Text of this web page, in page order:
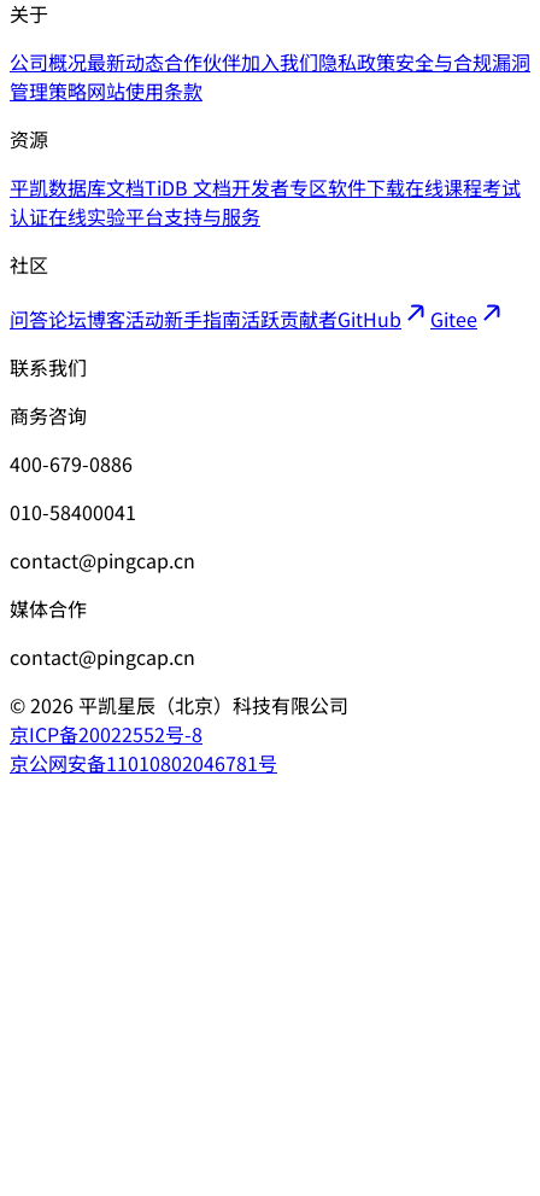
关于
公司概况最新动态合作伙伴加入我们隐私政策安全与合规漏洞
管理策略网站使用条款
资源
平凯数据库文档TiDB 文档开发者专区软件下载在线课程考试
认证在线实验平台支持与服务
社区
问答论坛博客活动新手指南活跃贡献者GitHub
Gitee
联系我们
商务咨询
400-679-0886
010-58400041
contact@pingcap.cn
媒体合作
contact@pingcap.cn
©2026平凯星辰（北京）科技有限公司
京ICP备20022552号-8
京公网安备11010802046781号